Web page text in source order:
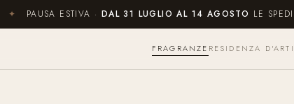
✦ PAUSA ESTIVA · DAL 31 LUGLIO AL 14 AGOSTO LE
FRAGRANZE RESIDENZA